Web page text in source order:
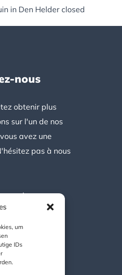
um
IDs
in Den Helder closed
nous
obtenir plus
sur l'un de nos
avez une
pas à nous
nous !